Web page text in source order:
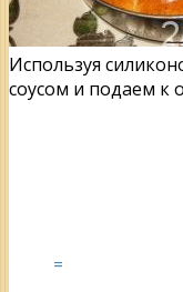
Используя
соусом и подаем к
=